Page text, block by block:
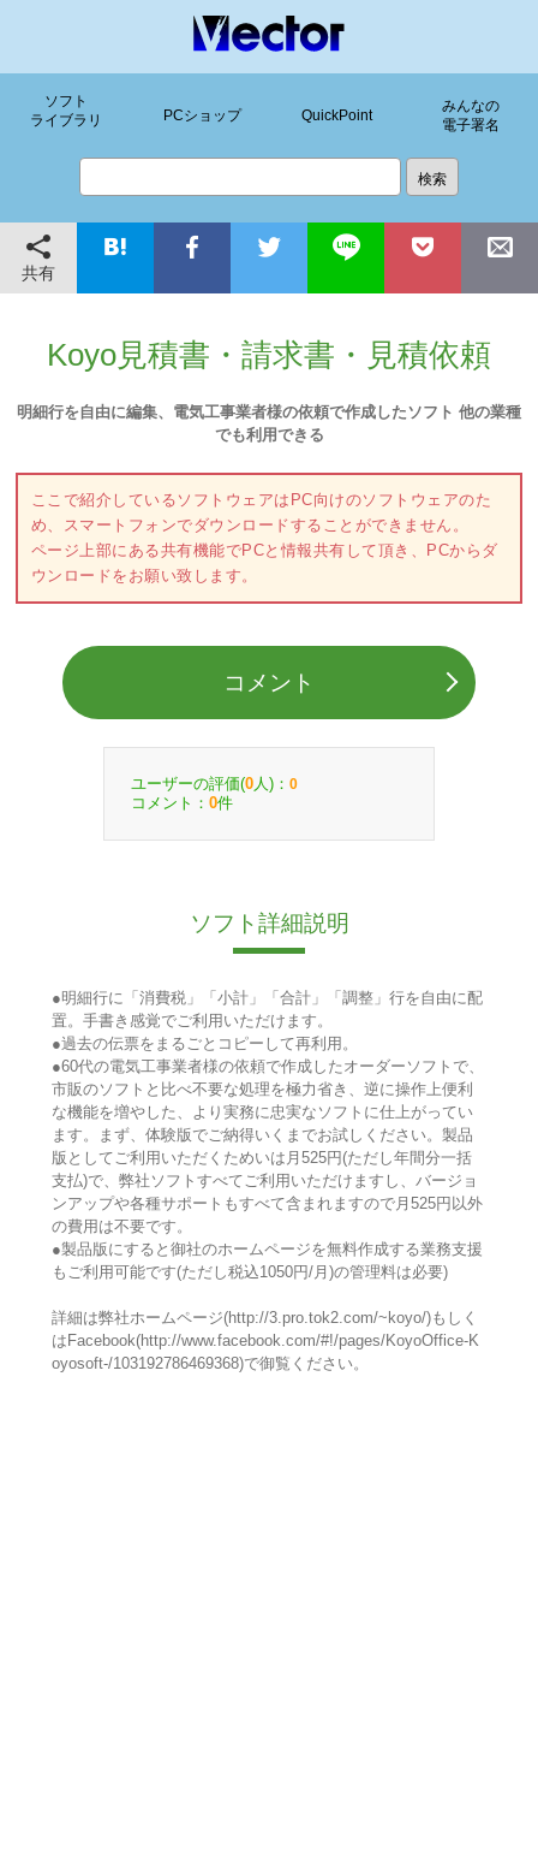
ソフト
ライブラリ
PCショップ QuickPoint
みんなの
電子署名
共有
Koyo見積書・請求書・見積依頼
明細行を自由に編集、電気工事業者様の依頼で作成したソフト 他の業種
でも利用できる
ここで紹介しているソフトウェアはPC向けのソフトウェアのた
め、スマートフォンでダウンロードすることができません。
ページ上部にある共有機能でPCと情報共有して頂き、PCからダ
ウンロードをお願い致します。
コメント
ユーザーの評価(0 人)： 0
コメント： 0件
ソフト詳細説明
●明細行に「消費税」「小計」「合計」「調整」行を自由に配
置。手書き感覚でご利用いただけます。
●過去の伝票をまるごとコピーして再利用。
●60代の電気工事業者様の依頼で作成したオーダーソフトで、
市販のソフトと比べ不要な処理を極力省き、逆に操作上便利
な機能を増やした、より実務に忠実なソフトに仕上がってい
ます。まず、体験版でご納得いくまでお試しください。製品
版としてご利用いただくためいは月525円(ただし年間分一括
支払)で、弊社ソフトすべてご利用いただけますし、バージョ
ンアップや各種サポートもすべて含まれますので月525円以外
の費用は不要です。
●製品版にすると御社のホームページを無料作成する業務支援
もご利用可能です(ただし税込1050円/月)の管理料は必要)
詳細は弊社ホームページ(http://3.pro.tok2.com/~koyo/)もしく
はFacebook(http://www.facebook.com/#!/pages/KoyoOffice-K
oyosoft-/103192786469368)で御覧ください。